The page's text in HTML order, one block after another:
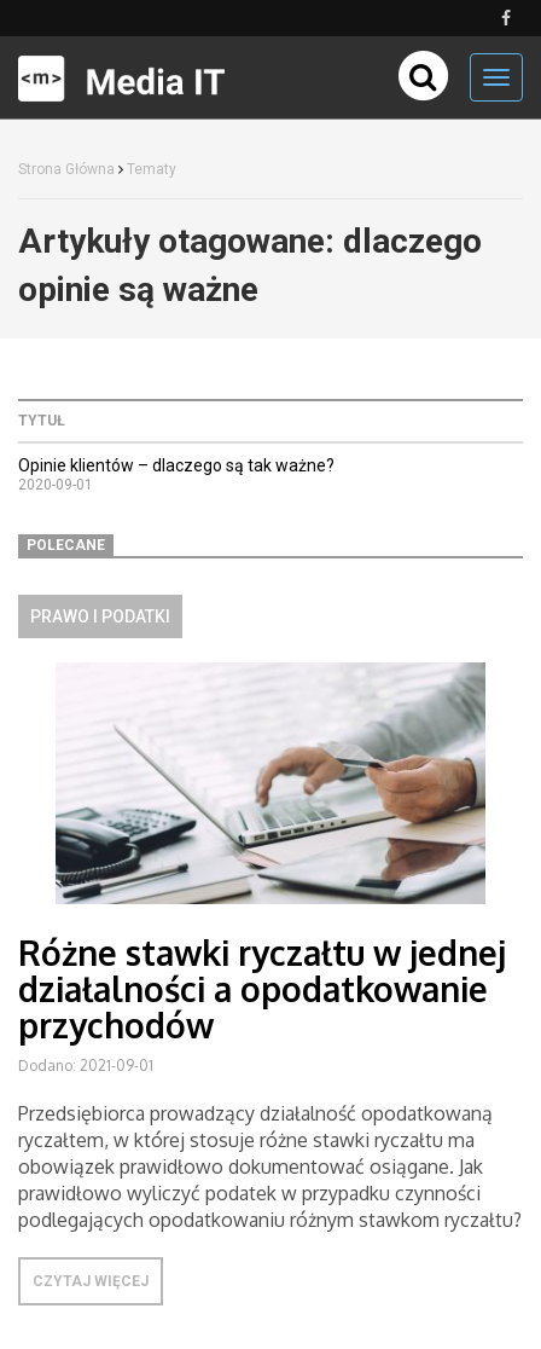
Strona Główna Tematy
Artykuły otagowane: dlaczego
opinie są ważne
TYTUŁ
Opinie klientów – dlaczego są tak ważne?
2020-09-01
POLECANE
PRAWO I PODATKI
Różne stawki ryczałtu w jednej
działalności a opodatkowanie
przychodów
Dodano: 2021-09-01
Przedsiębiorca prowadzący działalność opodatkowaną
ryczałtem, w której stosuje różne stawki ryczałtu ma
obowiązek prawidłowo dokumentować osiągane. Jak
prawidłowo wyliczyć podatek w przypadku czynności
podlegających opodatkowaniu różnym stawkom ryczałtu?
CZYTAJ WIĘCEJ